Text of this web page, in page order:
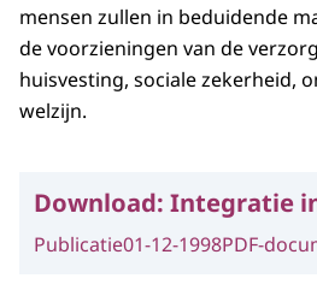
mensen zullen in beduidende
de voorzieningen van de
huisvesting, sociale zekerheid,
welzijn.
Download: Integratie
Publicatie01-12-1998PDF-